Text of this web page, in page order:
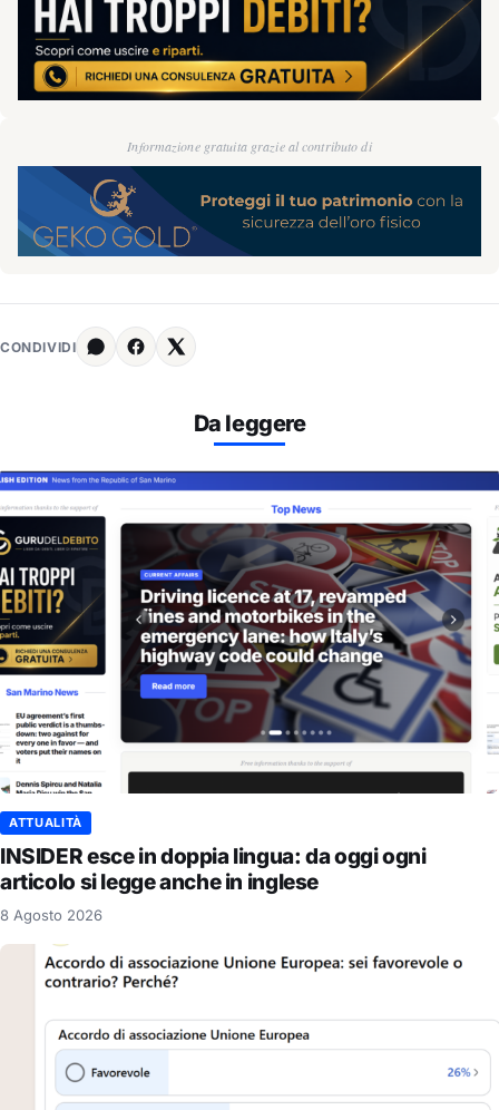
Informazione gratuita grazie al contributo di
CONDIVIDI
Da leggere
ATTUALITÀ
INSIDER esce in doppia lingua: da oggi ogni
articolo si legge anche in inglese
8 Agosto 2026